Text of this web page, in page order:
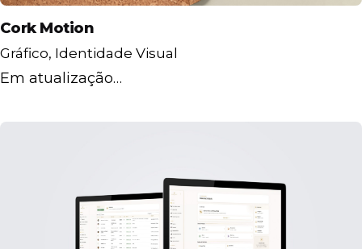
Cork Motion
Gráfico Identidade Visual
Em atualização…